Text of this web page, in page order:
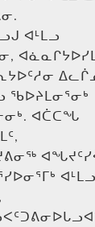
ᐊᒻᒪᓗ
ᖃᐅᔨᒪᓂᕐᓂᒃ
ᐊᑖᑕᖓ
ᐊᒻᒪᓗ